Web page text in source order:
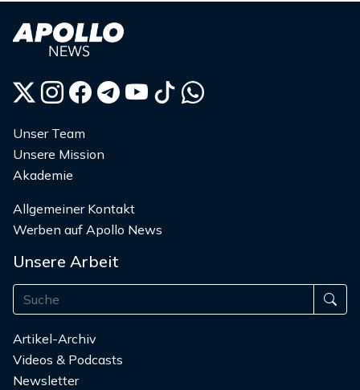
Unser Team
Unsere Mission
Akademie
Allgemeiner Kontakt
Werben auf Apollo News
Unsere Arbeit
Artikel-Archiv
Videos & Podcasts
Newsletter